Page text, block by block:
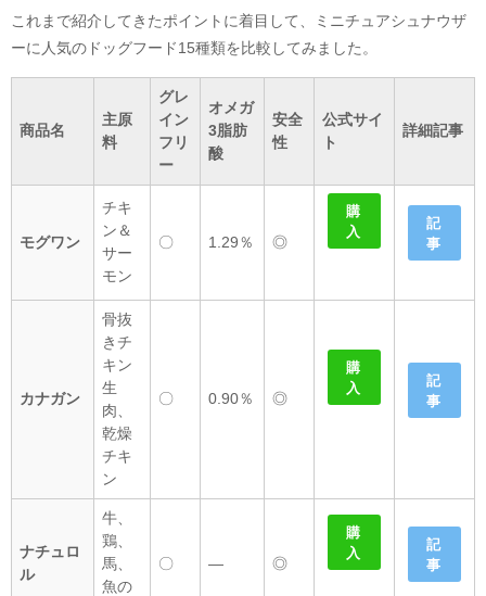
これまで紹介してきたポイントに着目して、ミニチュアシュナウザ
ーに人気のドッグフード15種類を比較してみました。
商品名
主原
料
グレ
イン
フリ
ー
オメガ
3脂肪
酸
安全
性
公式サイ
ト
詳細記事
モグワン
チキ
ン＆
サー
モン
〇 1.29％ ◎
購
入
記
事
カナガン
骨抜
きチ
キン
生
肉、
乾燥
チキ
ン
〇 0.90％ ◎
購
入
記
事
ナチュロ
ル
牛、
鶏、
馬、
魚の
〇 ― ◎
購
入
記
事